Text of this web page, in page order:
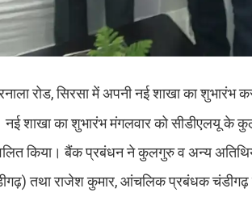
रोड, सिरसा में अपनी नई शाखा का शुभारंभ
नई शाखा का शुभारंभ मंगलवार को सीडीएलयू
किया। बैंक प्रबंधन ने कुलगुरु व अन्य
तथा राजेश कुमार, आंचलिक प्रबंधक